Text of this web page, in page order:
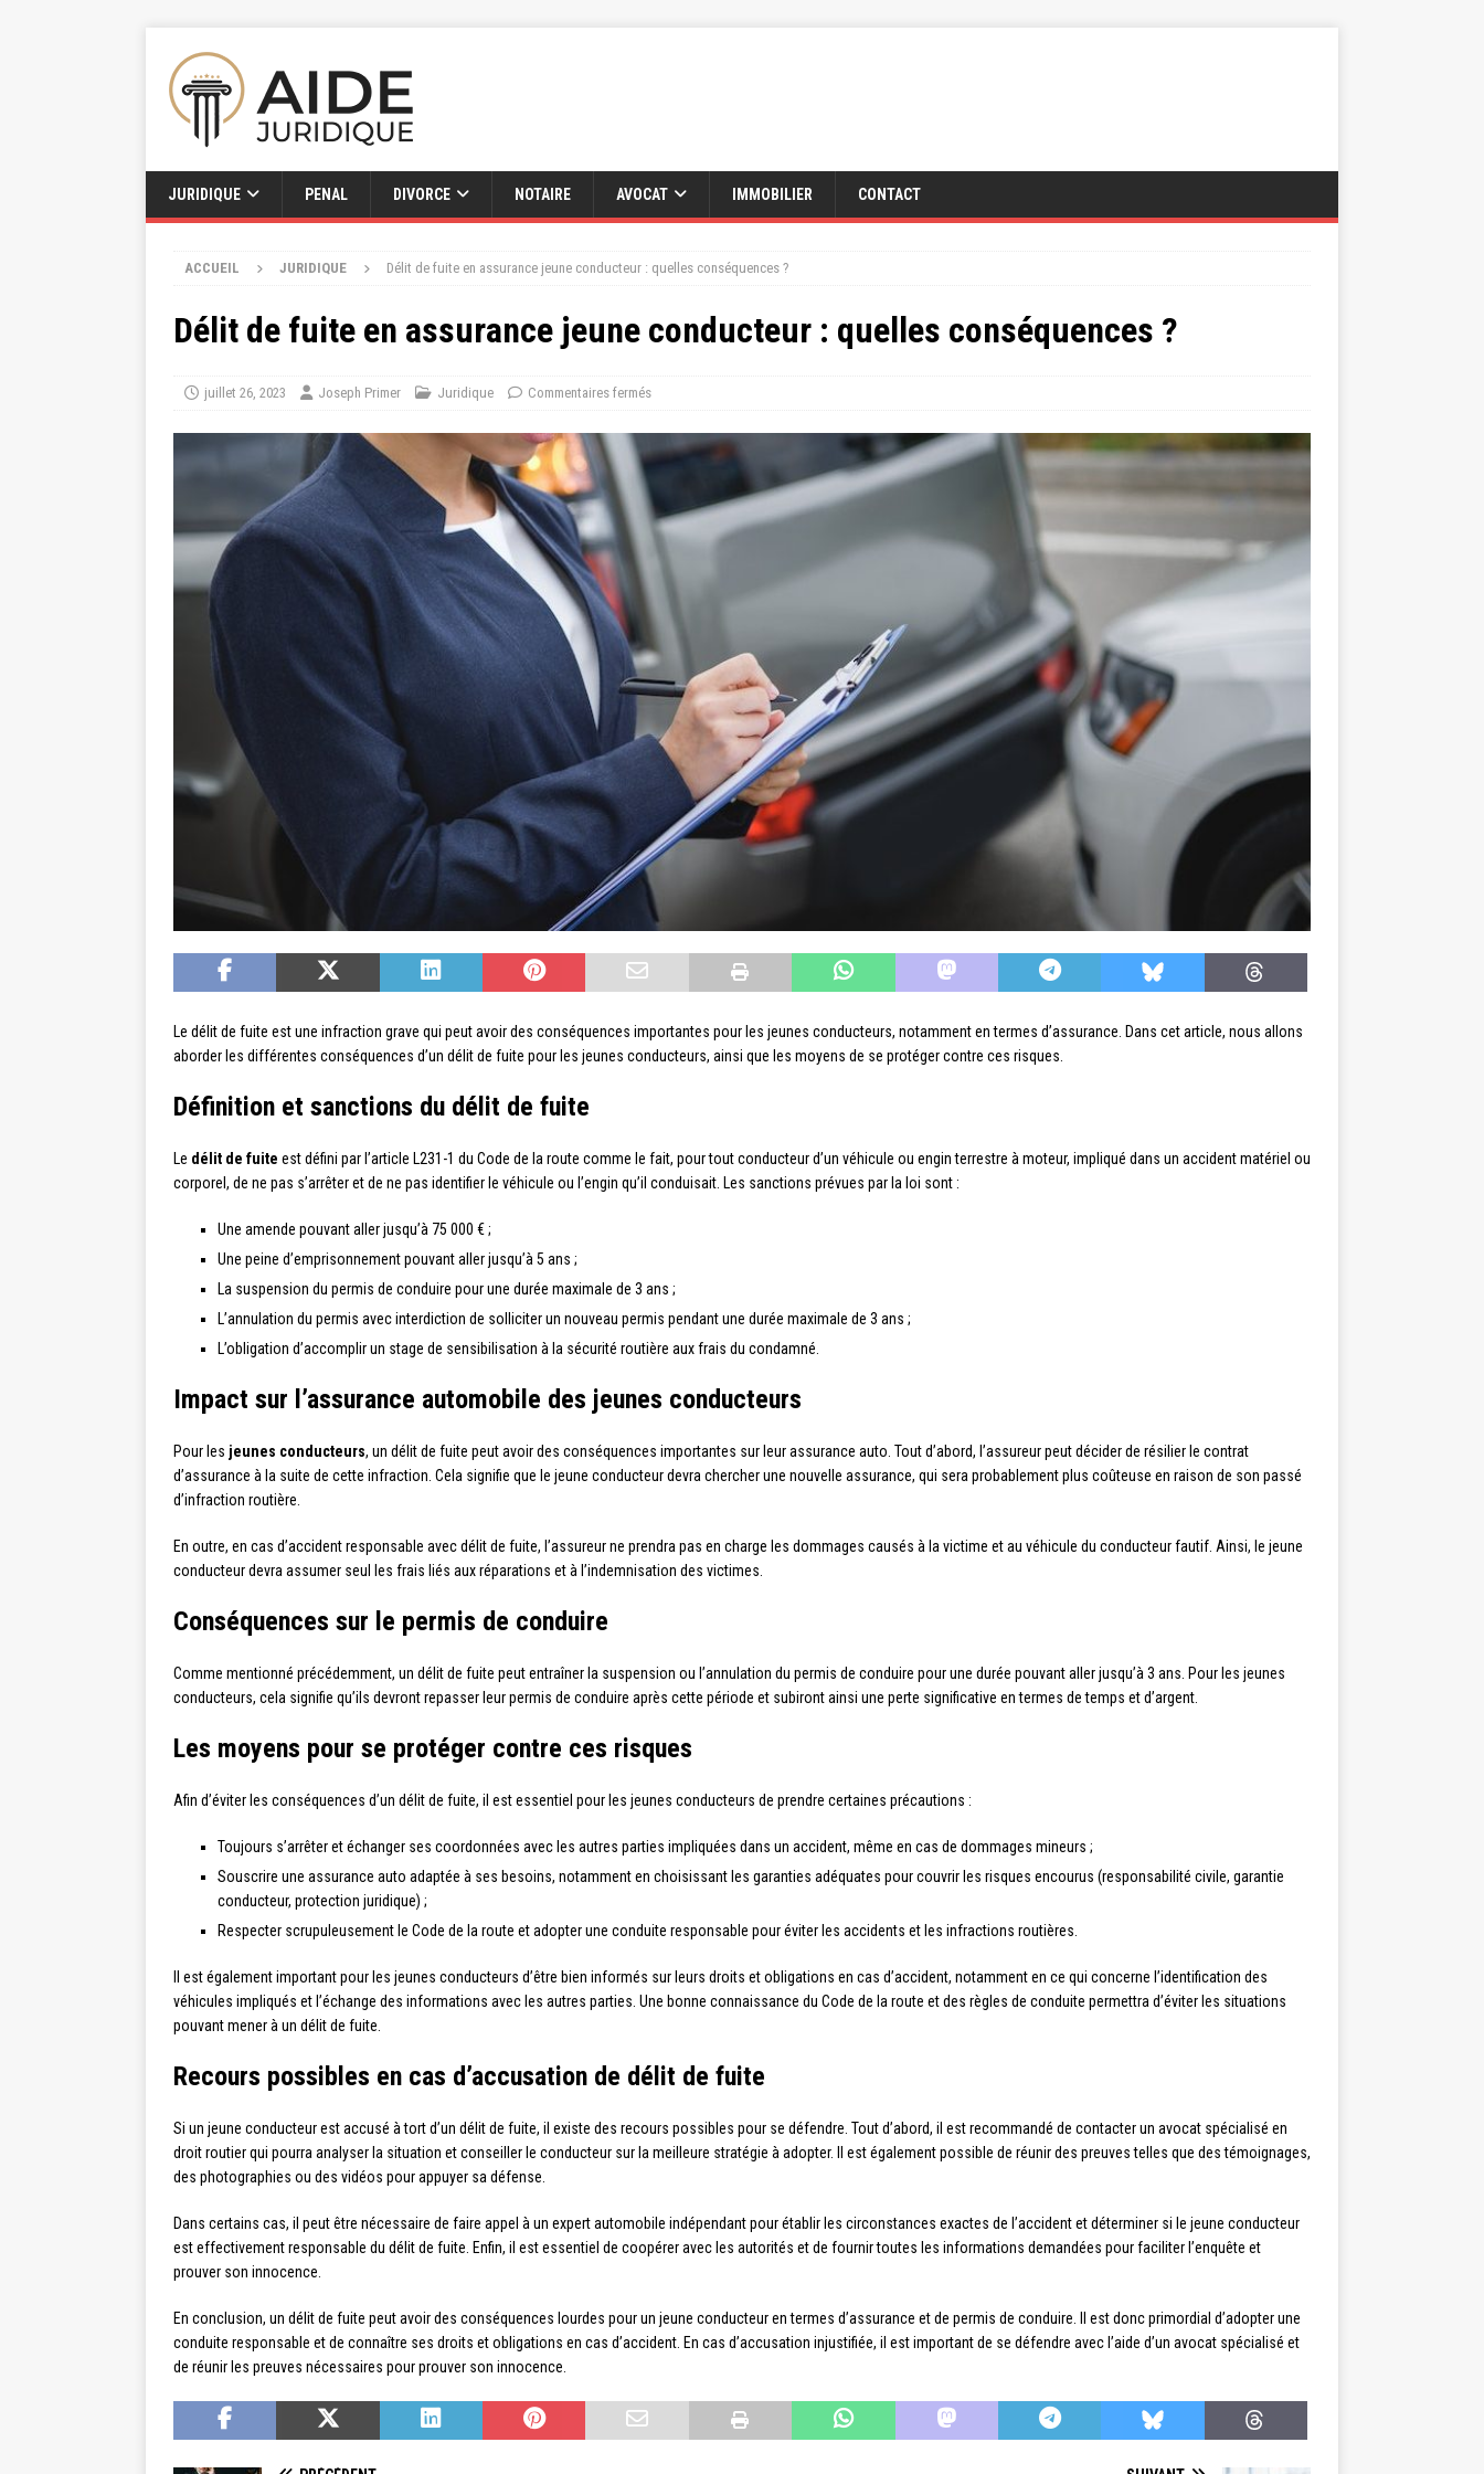
JURIDIQUE PENAL DIVORCE NOTAIRE AVOCAT IMMOBILIER CONTACT
ACCUEIL JURIDIQUE Délit de fuite en assurance jeune conducteur : quelles conséquences ?
Délit de fuite en assurance jeune conducteur : quelles conséquences ?
juillet 26, 2023 Joseph Primer Juridique Commentaires fermés
Le délit de fuite est une infraction grave qui peut avoir des conséquences importantes pour les jeunes conducteurs, notamment en termes d’assurance. Dans cet article, nous allons
aborder les différentes conséquences d’un délit de fuite pour les jeunes conducteurs, ainsi que les moyens de se protéger contre ces risques.
Définition et sanctions du délit de fuite
Le délit de fuite est défini par l’article L231-1 du Code de la route comme le fait, pour tout conducteur d’un véhicule ou engin terrestre à moteur, impliqué dans un accident matériel ou
corporel, de ne pas s’arrêter et de ne pas identifier le véhicule ou l’engin qu’il conduisait. Les sanctions prévues par la loi sont :
Une amende pouvant aller jusqu’à 75 000 € ;
Une peine d’emprisonnement pouvant aller jusqu’à 5 ans ;
La suspension du permis de conduire pour une durée maximale de 3 ans ;
L’annulation du permis avec interdiction de solliciter un nouveau permis pendant une durée maximale de 3 ans ;
L’obligation d’accomplir un stage de sensibilisation à la sécurité routière aux frais du condamné.
Impact sur l’assurance automobile des jeunes conducteurs
Pour les jeunes conducteurs, un délit de fuite peut avoir des conséquences importantes sur leur assurance auto. Tout d’abord, l’assureur peut décider de résilier le contrat
d’assurance à la suite de cette infraction. Cela signifie que le jeune conducteur devra chercher une nouvelle assurance, qui sera probablement plus coûteuse en raison de son passé
d’infraction routière.
En outre, en cas d’accident responsable avec délit de fuite, l’assureur ne prendra pas en charge les dommages causés à la victime et au véhicule du conducteur fautif. Ainsi, le jeune
conducteur devra assumer seul les frais liés aux réparations et à l’indemnisation des victimes.
Conséquences sur le permis de conduire
Comme mentionné précédemment, un délit de fuite peut entraîner la suspension ou l’annulation du permis de conduire pour une durée pouvant aller jusqu’à 3 ans. Pour les jeunes
conducteurs, cela signifie qu’ils devront repasser leur permis de conduire après cette période et subiront ainsi une perte significative en termes de temps et d’argent.
Les moyens pour se protéger contre ces risques
Afin d’éviter les conséquences d’un délit de fuite, il est essentiel pour les jeunes conducteurs de prendre certaines précautions :
Toujours s’arrêter et échanger ses coordonnées avec les autres parties impliquées dans un accident, même en cas de dommages mineurs ;
Souscrire une assurance auto adaptée à ses besoins, notamment en choisissant les garanties adéquates pour couvrir les risques encourus (responsabilité civile, garantie
conducteur, protection juridique) ;
Respecter scrupuleusement le Code de la route et adopter une conduite responsable pour éviter les accidents et les infractions routières.
Il est également important pour les jeunes conducteurs d’être bien informés sur leurs droits et obligations en cas d’accident, notamment en ce qui concerne l’identification des
véhicules impliqués et l’échange des informations avec les autres parties. Une bonne connaissance du Code de la route et des règles de conduite permettra d’éviter les situations
pouvant mener à un délit de fuite.
Recours possibles en cas d’accusation de délit de fuite
Si un jeune conducteur est accusé à tort d’un délit de fuite, il existe des recours possibles pour se défendre. Tout d’abord, il est recommandé de contacter un avocat spécialisé en
droit routier qui pourra analyser la situation et conseiller le conducteur sur la meilleure stratégie à adopter. Il est également possible de réunir des preuves telles que des témoignages,
des photographies ou des vidéos pour appuyer sa défense.
Dans certains cas, il peut être nécessaire de faire appel à un expert automobile indépendant pour établir les circonstances exactes de l’accident et déterminer si le jeune conducteur
est effectivement responsable du délit de fuite. Enfin, il est essentiel de coopérer avec les autorités et de fournir toutes les informations demandées pour faciliter l’enquête et
prouver son innocence.
En conclusion, un délit de fuite peut avoir des conséquences lourdes pour un jeune conducteur en termes d’assurance et de permis de conduire. Il est donc primordial d’adopter une
conduite responsable et de connaître ses droits et obligations en cas d’accident. En cas d’accusation injustifiée, il est important de se défendre avec l’aide d’un avocat spécialisé et
de réunir les preuves nécessaires pour prouver son innocence.